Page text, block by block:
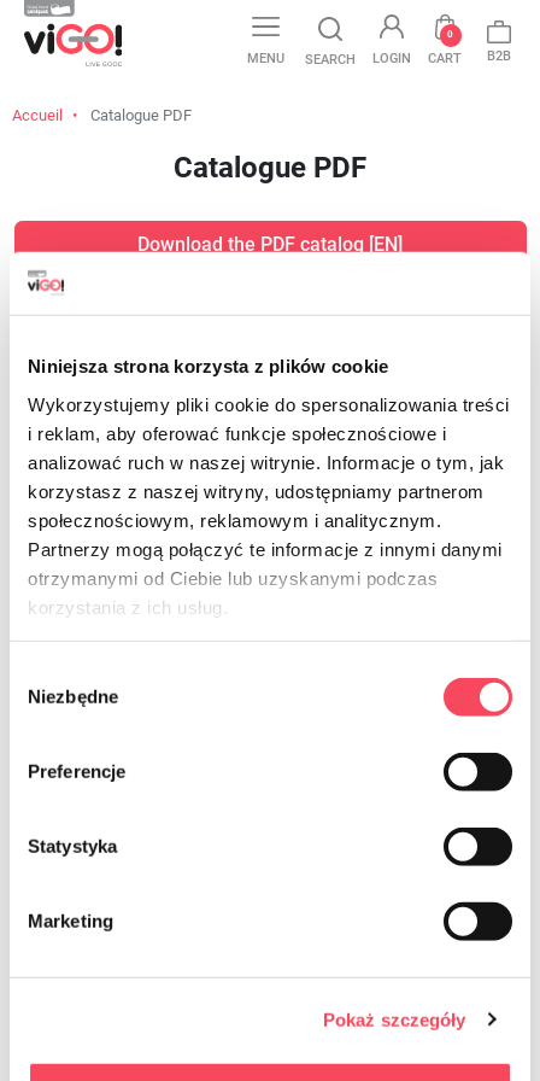
Niniejsza strona korzysta z plików cookie
Wykorzystujemy pliki cookie do spersonalizowania treści
i reklam, aby oferować funkcje społecznościowe i
analizować ruch w naszej witrynie. Informacje o tym, jak
korzystasz z naszej witryny, udostępniamy partnerom
społecznościowym, reklamowym i analitycznym.
Partnerzy mogą połączyć te informacje z innymi danymi
otrzymanymi od Ciebie lub uzyskanymi podczas
korzystania z ich usług.
zgody
Niezbędne
Preferencje
Statystyka
Marketing
Pokaż szczegóły
MENU SEARCH LOGIN CART
0
B2B
Accueil Catalogue PDF
Catalogue PDF
Download the PDF catalog [EN]
Presentation - Innovative LDPE bags - 4 SEASONS [EN]
NEWSLETTER
Sign up for the newsletter
communication électronique au sens de la loi du 18 juillet 2002
relative à la fourniture de services électroniques (Journal officiel
services proposés par The le consentement est volontaire et peut
l'e-mail. Le retrait du consentement n'affecte pas la licéité du
son retrait. L'administrateur traite les données conformément à